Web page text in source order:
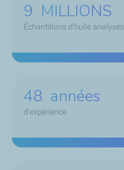
9 MILLIONS
Échantillons d’huile analysés
48 années
d'expérience